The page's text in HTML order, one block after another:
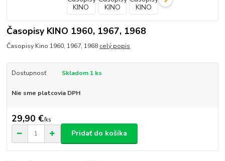
Časopisy KINO 1960, 1967, 1968
Časopisy Kino 1960, 1967, 1968 celý popis
Dostupnosť Skladom 1 ks
Nie sme platcovia DPH
29,90 €/ks
Pridať do košíka